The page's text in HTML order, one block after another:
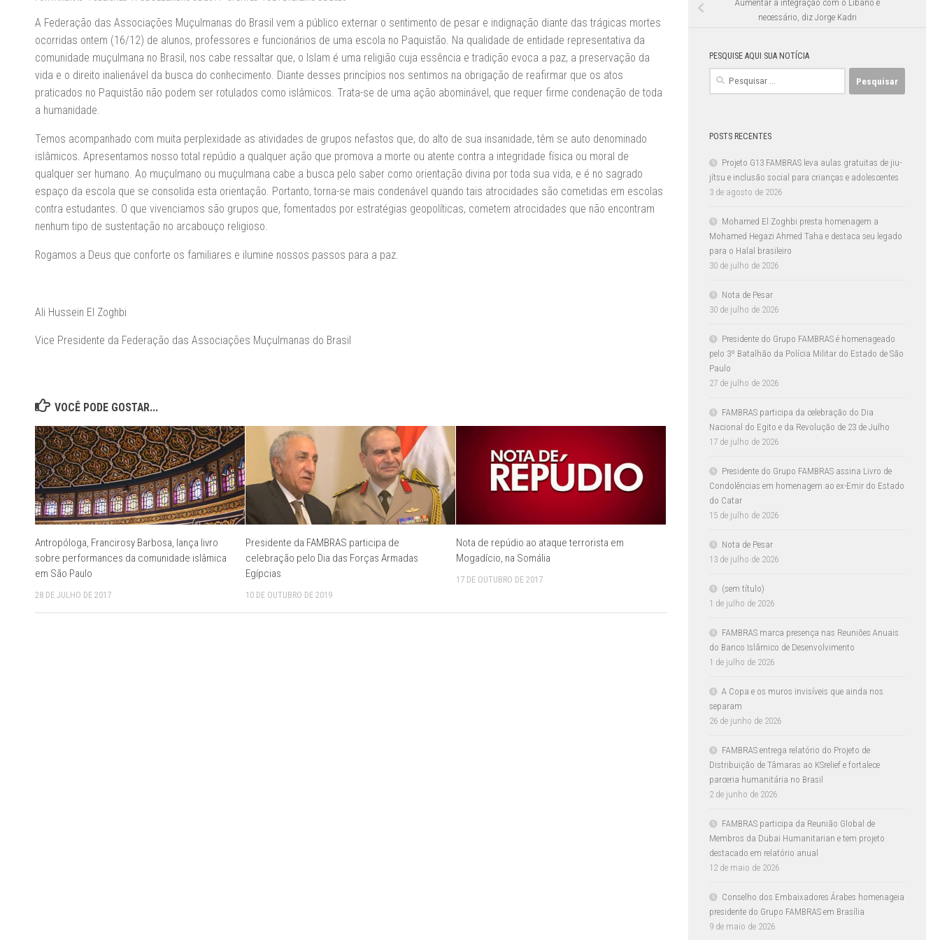
A Federação das Associações Muçulmanas do Brasil vem a público externar o sentimento de pesar e indignação diante das trágicas mortes
ocorridas ontem (16/12) de alunos, professores e funcionários de uma escola no Paquistão. Na qualidade de entidade representativa da
comunidade muçulmana no Brasil, nos cabe ressaltar que, o Islam é uma religião cuja essência e tradição evoca a paz, a preservação da
vida e o direito inalienável da busca do conhecimento. Diante desses princípios nos sentimos na obrigação de reafirmar que os atos
praticados no Paquistão não podem ser rotulados como islâmicos. Trata-se de uma ação abominável, que requer firme condenação de toda
a humanidade.
Temos acompanhado com muita perplexidade as atividades de grupos nefastos que, do alto de sua insanidade, têm se auto denominado
islâmicos. Apresentamos nosso total repúdio a qualquer ação que promova a morte ou atente contra a integridade física ou moral de
qualquer ser humano. Ao muçulmano ou muçulmana cabe a busca pelo saber como orientação divina por toda sua vida, e é no sagrado
espaço da escola que se consolida esta orientação. Portanto, torna-se mais condenável quando tais atrocidades são cometidas em escolas
contra estudantes. O que vivenciamos são grupos que, fomentados por estratégias geopolíticas, cometem atrocidades que não encontram
nenhum tipo de sustentação no arcabouço religioso.
Rogamos a Deus que conforte os familiares e ilumine nossos passos para a paz.
Ali Hussein El Zoghbi
Vice Presidente da Federação das Associações Muçulmanas do Brasil
VOCÊ PODE GOSTAR...
Antropóloga, Francirosy Barbosa, lança livro
sobre performances da comunidade islâmica
em São Paulo
28 DE JULHO DE 2017
Presidente da FAMBRAS participa de
celebração pelo Dia das Forças Armadas
Egípcias
10 DE OUTUBRO DE 2019
Nota de repúdio ao ataque terrorista em
Mogadício, na Somália
17 DE OUTUBRO DE 2017
Aumentar a integração com o Líbano é
necessário, diz Jorge Kadri
PESQUISE AQUI SUA NOTÍCIA
Pesquisar
POSTS RECENTES
Projeto G13 FAMBRAS leva aulas gratuitas de jiu-
jítsu e inclusão social para crianças e adolescentes
3 de agosto de 2026
Mohamed El Zoghbi presta homenagem a
Mohamed Hegazi Ahmed Taha e destaca seu legado
para o Halal brasileiro
30 de julho de 2026
Nota de Pesar
30 de julho de 2026
Presidente do Grupo FAMBRAS é homenageado
pelo 3º Batalhão da Polícia Militar do Estado de São
Paulo
27 de julho de 2026
FAMBRAS participa da celebração do Dia
Nacional do Egito e da Revolução de 23 de Julho
17 de julho de 2026
Presidente do Grupo FAMBRAS assina Livro de
Condolências em homenagem ao ex-Emir do Estado
do Catar
15 de julho de 2026
Nota de Pesar
13 de julho de 2026
(sem título)
1 de julho de 2026
FAMBRAS marca presença nas Reuniões Anuais
do Banco Islâmico de Desenvolvimento
1 de julho de 2026
A Copa e os muros invisíveis que ainda nos
separam
26 de junho de 2026
FAMBRAS entrega relatório do Projeto de
Distribuição de Tâmaras ao KSrelief e fortalece
parceria humanitária no Brasil
2 de junho de 2026
FAMBRAS participa da Reunião Global de
Membros da Dubai Humanitarian e tem projeto
destacado em relatório anual
12 de maio de 2026
Conselho dos Embaixadores Árabes homenageia
presidente do Grupo FAMBRAS em Brasília
9 de maio de 2026